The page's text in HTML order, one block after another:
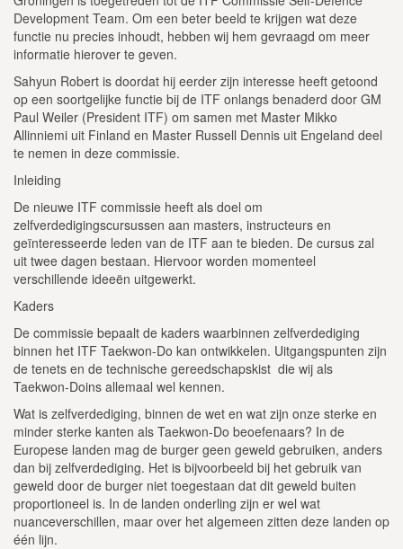
Development Team. Om een beter beeld te krijgen wat deze
functie nu precies inhoudt, hebben wij hem gevraagd om meer
informatie hierover te geven.
Sahyun Robert is doordat hij eerder zijn interesse heeft getoond
op een soortgelijke functie bij de ITF onlangs benaderd door GM
Paul Weiler (President ITF) om samen met Master Mikko
Allinniemi uit Finland en Master Russell Dennis uit Engeland deel
te nemen in deze commissie.
Inleiding
De nieuwe ITF commissie heeft als doel om
zelfverdedigingscursussen aan masters, instructeurs en
geïnteresseerde leden van de ITF aan te bieden. De cursus zal
uit twee dagen bestaan. Hiervoor worden momenteel
verschillende ideeën uitgewerkt.
Kaders
De commissie bepaalt de kaders waarbinnen zelfverdediging
binnen het ITF Taekwon-Do kan ontwikkelen. Uitgangspunten zijn
de tenets en de technische gereedschapskist die wij als
Taekwon-Doins allemaal wel kennen.
Wat is zelfverdediging, binnen de wet en wat zijn onze sterke en
minder sterke kanten als Taekwon-Do beoefenaars? In de
Europese landen mag de burger geen geweld gebruiken, anders
dan bij zelfverdediging. Het is bijvoorbeeld bij het gebruik van
geweld door de burger niet toegestaan dat dit geweld buiten
proportioneel is. In de landen onderling zijn er wel wat
nuanceverschillen, maar over het algemeen zitten deze landen op
één lijn.